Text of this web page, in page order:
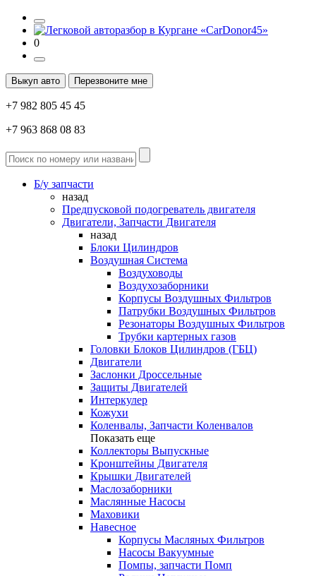
0
Выкуп авто Перезвоните мне
+7 982 805 45 45
+7 963 868 08 83
Б/у запчасти
назад
Предпусковой подогреватель двигателя
Двигатели, Запчасти Двигателя
назад
Блоки Цилиндров
Воздушная Система
Воздуховоды
Воздухозаборники
Корпусы Воздушных Фильтров
Патрубки Воздушных Фильтров
Резонаторы Воздушных Фильтров
Трубки картерных газов
Головки Блоков Цилиндров (ГБЦ)
Двигатели
Заслонки Дроссельные
Защиты Двигателей
Интеркулер
Кожухи
Коленвалы, Запчасти Коленвалов
Показать еще
Коллекторы Выпускные
Кронштейны Двигателя
Крышки Двигателей
Маслозаборники
Маслянные Насосы
Маховики
Навесное
Корпусы Масляных Фильтров
Насосы Вакуумные
Помпы, запчасти Помп